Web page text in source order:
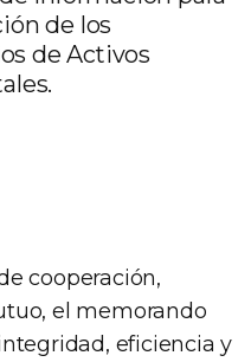
de los
de Activos
cooperación,
el memorando
eficiencia y